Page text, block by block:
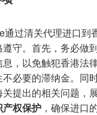
通过清关代理进口到
守。首先，务必做
，以免触犯香港法
不必要的滞纳金。同
关提出的相关问题，
权保护 ，确保进口